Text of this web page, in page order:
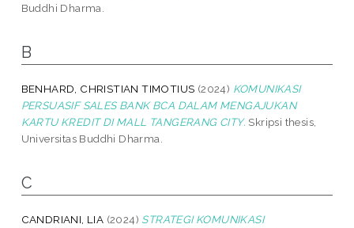
Buddhi Dharma.
B
BENHARD, CHRISTIAN TIMOTIUS (2024) KOMUNIKASI
PERSUASIF SALES BANK BCA DALAM MENGAJUKAN
KARTU KREDIT DI MALL TANGERANG CITY. Skripsi thesis,
Universitas Buddhi Dharma.
C
CANDRIANI, LIA (2024) STRATEGI KOMUNIKASI